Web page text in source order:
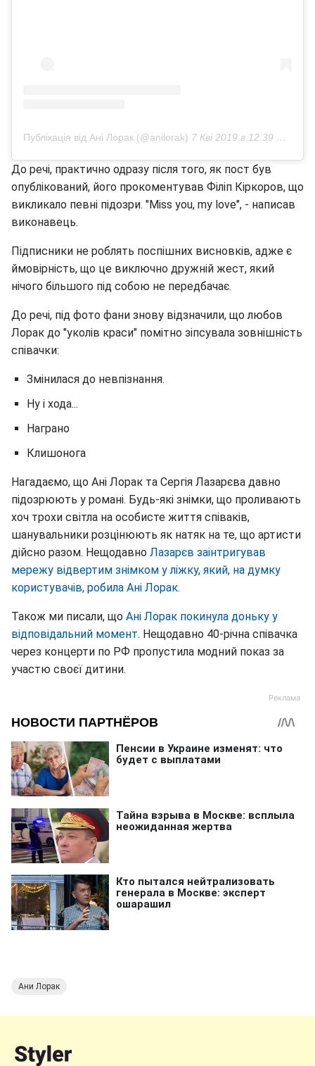
Публікація від Ані Лорак (@anilorak) 7 Кві 2019 в 12:39 PDT
До речі, практично одразу після того, як пост був
опублікований, його прокоментував Філіп Кіркоров, що
викликало певні підозри. "Miss you, my love", - написав
виконавець.
Підписники не роблять поспішних висновків, адже є
ймовірність, що це виключно дружній жест, який
нічого більшого під собою не передбачає.
До речі, під фото фани знову відзначили, що любов
Лорак до "уколів краси" помітно зіпсувала зовнішність
співачки:
Змінилася до невпізнання.
Ну і хода...
Награно
Клишонога
Нагадаємо, що Ані Лорак та Сергія Лазарєва давно
підозрюють у романі. Будь-які знімки, що проливають
хоч трохи світла на особисте життя співаків,
шанувальники розцінюють як натяк на те, що артисти
дійсно разом. Нещодавно Лазарєв заінтригував
мережу відвертим знімком у ліжку, який, на думку
користувачів, робила Ані Лорак.
Також ми писали, що Ані Лорак покинула доньку у
відповідальний момент. Нещодавно 40-річна співачка
через концерти по РФ пропустила модний показ за
участю своєї дитини.
Ани Лорак